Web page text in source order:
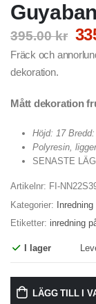
395.00kr
Fräck och
dekoration.
Mått dekoration
Höjd: 17
Polyresin,
SENASTE
Artikelnr: FI-
Kategorier: Inredning
Etiketter: inredning
I lager
LÄGG TILL I